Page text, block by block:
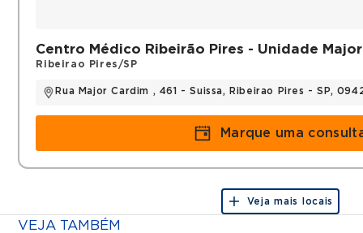
Centro Médico Ribeirão Pires - Unidade
Ribeirao Pires/SP
Rua Major Cardim , 461 - Suissa, Ribeirao Pires - SP,
Marque uma
Veja mais locais
VEJA TAMBÉM